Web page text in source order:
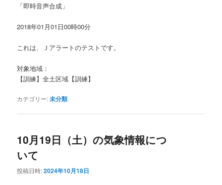
「即時音声合成」
2018年01月01日00時00分
これは、Ｊアラートのテストです。
対象地域：
【訓練】全土区域【訓練】
カテゴリー:未分類
10月19日（土）の気象情報につ
いて
投稿日時:2024年10月18日